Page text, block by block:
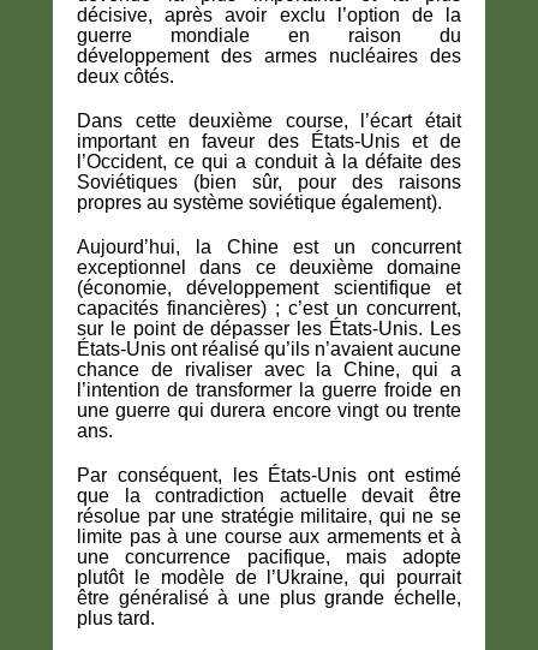
décisive, après avoir exclu l’option de la
guerre mondiale en raison du
développement des armes nucléaires des
deux côtés.
Dans cette deuxième course, l’écart était
important en faveur des États-Unis et de
l’Occident, ce qui a conduit à la défaite des
Soviétiques (bien sûr, pour des raisons
propres au système soviétique également).
Aujourd’hui, la Chine est un concurrent
exceptionnel dans ce deuxième domaine
(économie, développement scientifique et
capacités financières) ; c’est un concurrent,
sur le point de dépasser les États-Unis. Les
États-Unis ont réalisé qu’ils n’avaient aucune
chance de rivaliser avec la Chine, qui a
l’intention de transformer la guerre froide en
une guerre qui durera encore vingt ou trente
ans.
Par conséquent, les États-Unis ont estimé
que la contradiction actuelle devait être
résolue par une stratégie militaire, qui ne se
limite pas à une course aux armements et à
une concurrence pacifique, mais adopte
plutôt le modèle de l’Ukraine, qui pourrait
être généralisé à une plus grande échelle,
plus tard.